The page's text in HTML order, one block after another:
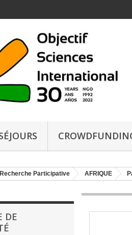
Participative AFRIQUE
DE